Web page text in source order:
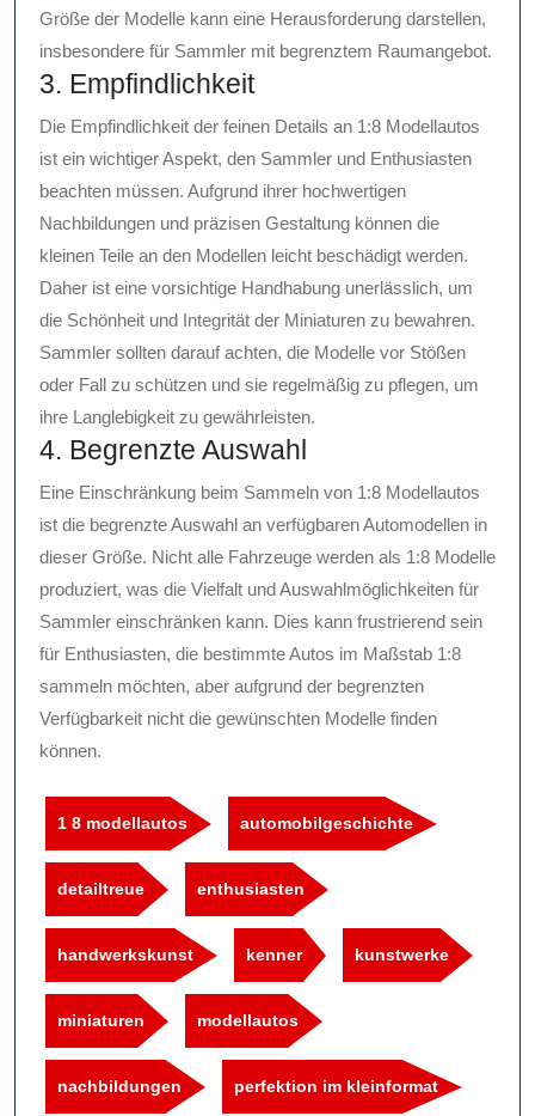
Größe der Modelle kann eine Herausforderung darstellen,
insbesondere für Sammler mit begrenztem Raumangebot.
3. Empfindlichkeit
Die Empfindlichkeit der feinen Details an 1:8 Modellautos
ist ein wichtiger Aspekt, den Sammler und Enthusiasten
beachten müssen. Aufgrund ihrer hochwertigen
Nachbildungen und präzisen Gestaltung können die
kleinen Teile an den Modellen leicht beschädigt werden.
Daher ist eine vorsichtige Handhabung unerlässlich, um
die Schönheit und Integrität der Miniaturen zu bewahren.
Sammler sollten darauf achten, die Modelle vor Stößen
oder Fall zu schützen und sie regelmäßig zu pflegen, um
ihre Langlebigkeit zu gewährleisten.
4. Begrenzte Auswahl
Eine Einschränkung beim Sammeln von 1:8 Modellautos
ist die begrenzte Auswahl an verfügbaren Automodellen in
dieser Größe. Nicht alle Fahrzeuge werden als 1:8 Modelle
produziert, was die Vielfalt und Auswahlmöglichkeiten für
Sammler einschränken kann. Dies kann frustrierend sein
für Enthusiasten, die bestimmte Autos im Maßstab 1:8
sammeln möchten, aber aufgrund der begrenzten
Verfügbarkeit nicht die gewünschten Modelle finden
können.
1 8 modellautos automobilgeschichte
detailtreue enthusiasten
handwerkskunst kenner kunstwerke
miniaturen modellautos
nachbildungen perfektion im kleinformat